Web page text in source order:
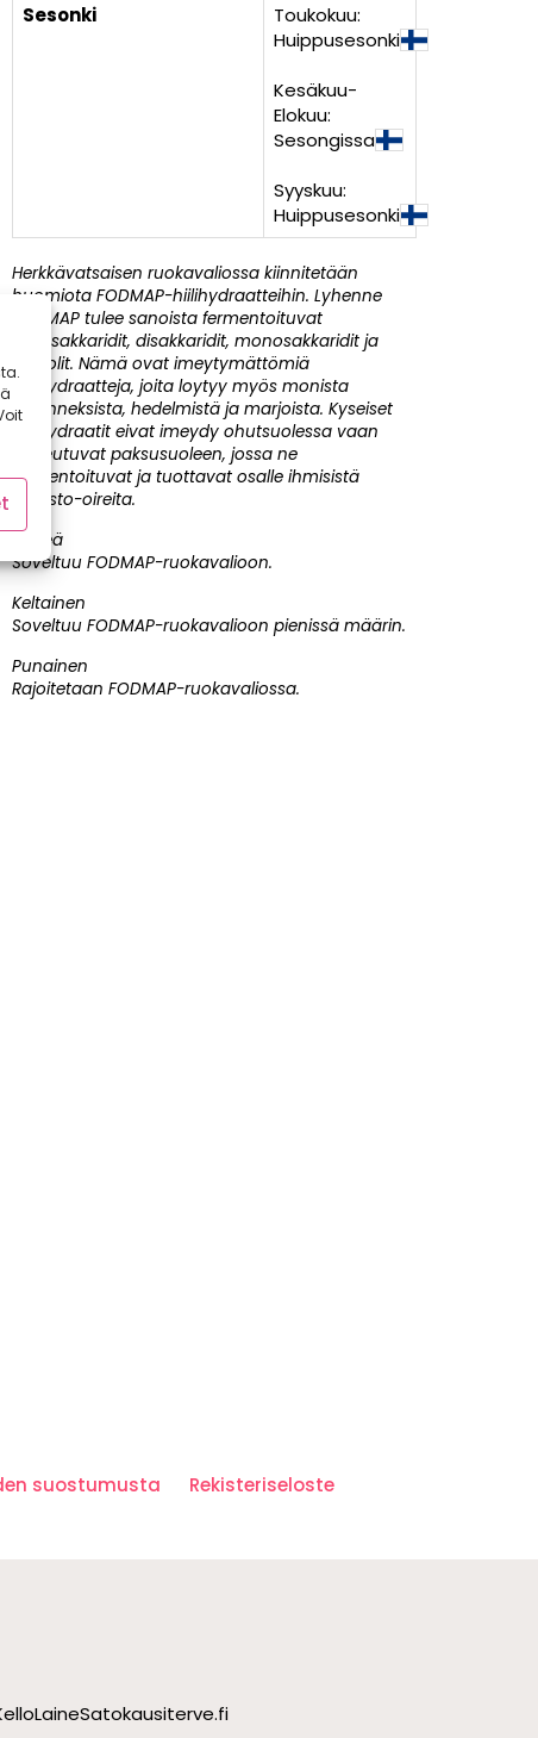
Sesonki
Toukokuu:
Huippusesonki
Kesäkuu-
Elokuu:
Sesongissa
Syyskuu:
Huippusesonki
Herkkävatsaisen ruokavaliossa kiinnitetään
huomiota FODMAP-hiilihydraatteihin. Lyhenne
FODMAP tulee sanoista fermentoituvat
oligosakkaridit, disakkaridit, monosakkaridit ja
polyolit. Nämä ovat imeytymättömiä
hiilihydraatteja, joita loytyy myös monista
vihanneksista, hedelmistä ja marjoista. Kyseiset
hiilihydraatit eivat imeydy ohutsuolessa vaan
kulkeutuvat paksusuoleen, jossa ne
fermentoituvat ja tuottavat osalle ihmisistä
suolisto-oireita.
Vihreä
Soveltuu FODMAP-ruokavalioon.
Keltainen
Soveltuu FODMAP-ruokavalioon pienissä määrin.
Punainen
Rajoitetaan FODMAP-ruokavaliossa.
suostumusta Rekisteriseloste
LaineSatokausiterve.fi